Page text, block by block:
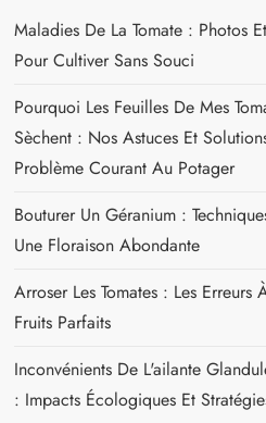
Maladies De La Tomate : Photos
Pour Cultiver Sans Souci
Pourquoi Les Feuilles De Mes
Sèchent : Nos Astuces Et
Problème Courant Au Potager
Bouturer Un Géranium :
Une Floraison Abondante
Arroser Les Tomates : Les Erreurs
Fruits Parfaits
Inconvénients De L'ailante
: Impacts Écologiques Et